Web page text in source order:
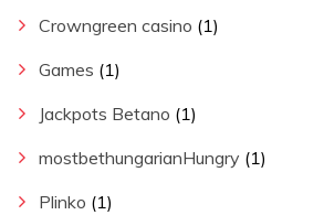
Crowngreen casino (1)
Games (1)
Jackpots Betano (1)
mostbethungarianHungry (1)
Plinko (1)